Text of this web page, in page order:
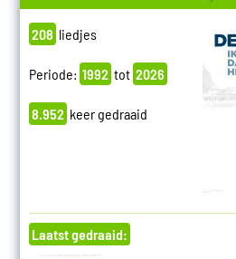
208 liedjes
Periode: 1992 tot 2026
8.952 keer gedraaid
Laatst gedraaid: